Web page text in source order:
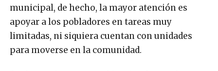
municipal, de hecho, la mayor atención es
apoyar a los pobladores en tareas muy
limitadas, ni siquiera cuentan con unidades
para moverse en la comunidad.